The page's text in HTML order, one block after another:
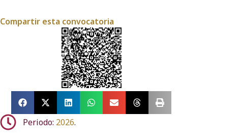
Compartir esta convocatoria
Periodo: 2026.